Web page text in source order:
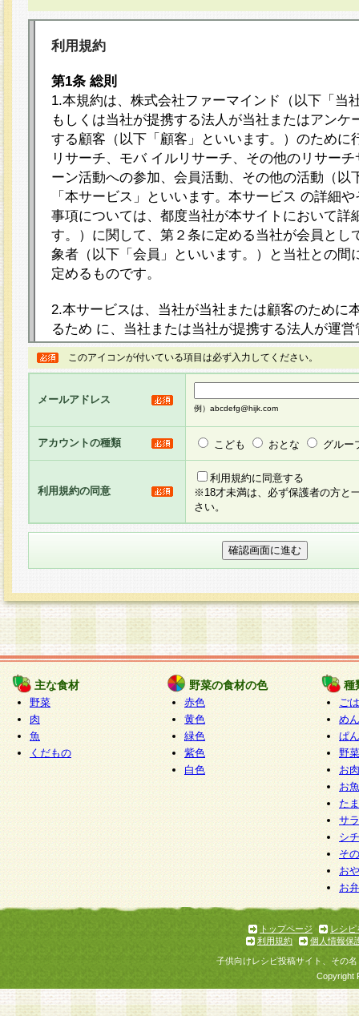
利用規約
第1条 総則
1.本規約は、株式会社ファーマインド（以下「当
もしくは当社が提携する法人が当社またはアンケ
する顧客（以下「顧客」といいます。）のために
リサーチ、モバ イルリサーチ、その他のリサー
ーン活動への参加、会員活動、その他の活動（以
「本サービス」といいます。本サービス の詳細
事項については、都度当社が本サイトにおいて詳
す。）に関して、第２条に定める当社が会員とし
象者（以下「会員」といいます。）と当社との間
定めるものです。
2.本サービスは、当社が当社または顧客のために
るため に、当社または当社が提携する法人が運
ト（以下「本サイト」といいます。）上に本サー
ージを設け、会員がアンケー ト調査に回答する
し、その結果を当社が集計・分析その他の利用を
るものです。なお、本サービスは、それぞれの目
員に対して本サービスの依頼を行うこともあり、
た全ての会員に対して本サービスの依頼をすると
りま す。
3.当社は、会員の事前の承諾を得ることなく、当
方 法・手段にて、本規約を任意に制定、変更ま
きるものとします。改定後の本規約等は、本規約
に掲示したときに、その 他の諸規定については
てその効力を生じるものとします。
4.本規約は、会員登録希望者による会員登録手続
の当社による会員登録の承認が完了した時点で会
たものとみなされ、会員に対して適用されるもの
5.当社がお聞きする個人情報は、すべて会員登録
で提 供いただいたものと考えております。従っ
自らの個人情報の提供を希望されない場合には、
をお預かりいたしません が、提供されないこと
商品やサービス等をご利用いただけない場合があ
了承ください。
6.当社は、お客様から当社が保有している個人情
加・ 利用停止等を求められた場合には、ご本人
て確認できた場合に限り、法令に準拠して合理的
いただきます。なお、開示 請求等の請求先は個
ります。
1.会員とは、本規約等を承諾のうえ、当社所定の
了し、当社が承認した者、グループとします。な
が以下に該当する場合は会員登録をすることがで
このアイコンが付いている項目は必ず入力してください。
メールアドレス
例）abcdefg@hijk.com
アカウントの種類 こども おとな グルー
利用規約の同意
利用規約に同意する
※18才未満は、必ず保護者の方と
さい。
主な食材
野菜
肉
魚
くだもの
野菜の食材の色
赤色
黄色
緑色
紫色
白色
種
ご
めん
ぱん
野
お
お
た
サ
シ
そ
お
お
トップページ
レシピ
利用規約
個人情報保
子供向けレシピ投稿サイト、その
Copyright